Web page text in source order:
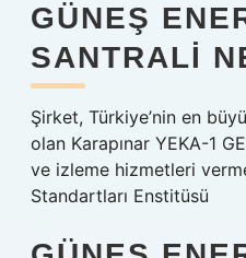
GÜNEŞ
SANTRALI
Şirket, Türkiye’nin en
olan Karapınar YEKA-1
ve izleme hizmetleri
Standartları Enstitüsü